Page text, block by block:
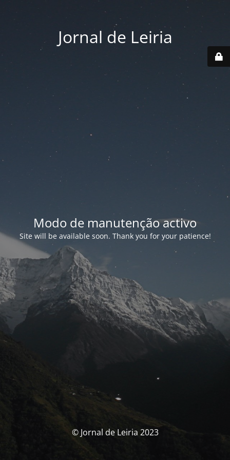
Jornal de Leiria
Modo de manutenção activo
Site will be available soon. Thank you for your patience!
© Jornal de Leiria 2023